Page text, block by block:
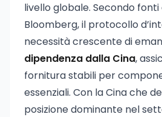
livello globale. Secondo
Bloomberg, il protocollo
necessità crescente di
dipendenza dalla Cina,
fornitura stabili per
essenziali. Con la Cina che
posizione dominante nel